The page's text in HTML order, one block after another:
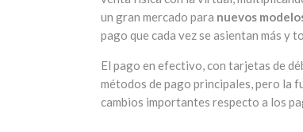
un gran mercado para nuevos
pago que cada vez se asientan más y
El pago en efectivo, con tarjetas de
métodos de pago principales, pero la
cambios importantes respecto a los